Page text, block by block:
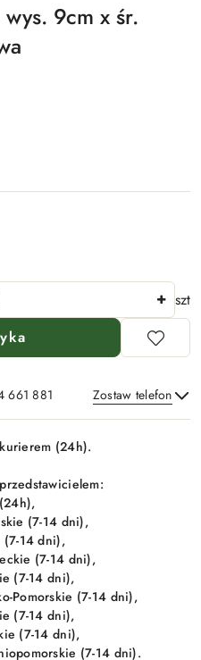
9cm x śr.
szt
661 881 Zostaw telefon
(24h).
(7-14 dni),
(7-14 dni),
(7-14 dni),
(7-14 dni),
Pomorskie (7-14 dni),
(7-14 dni),
(7-14 dni),
(7-14 dni).